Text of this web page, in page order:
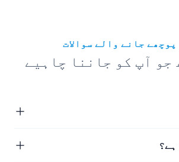
پوچھے جانے والے سوالات
جو آپ کو جاننا چاہیے